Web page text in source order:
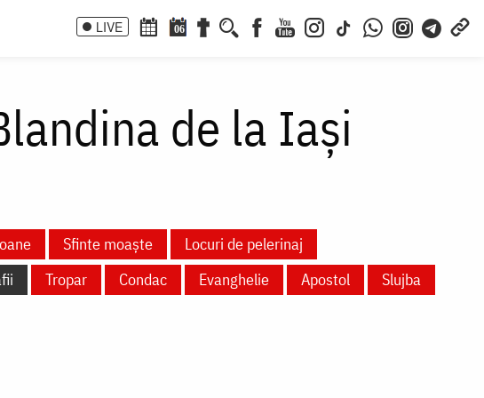
LIVE 06
de la Iași
Sfinte moaște
Locuri de pelerinaj
Tropar Condac Evanghelie Apostol Slujba